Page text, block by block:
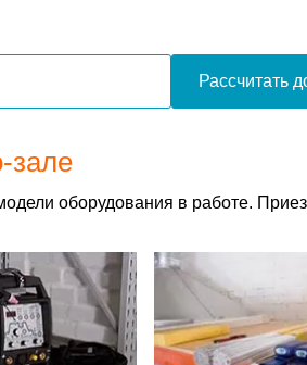
Рассчитать
зале
оборудования в работе.